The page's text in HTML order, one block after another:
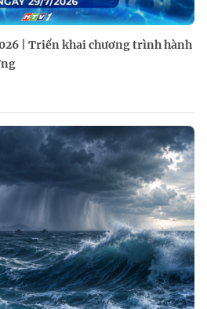
| Triển khai chương trình hành